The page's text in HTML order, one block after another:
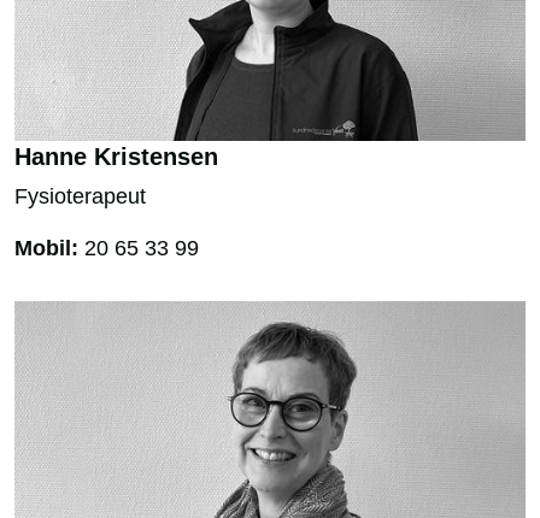
Hanne Kristensen
Fysioterapeut
Mobil: 20 65 33 99